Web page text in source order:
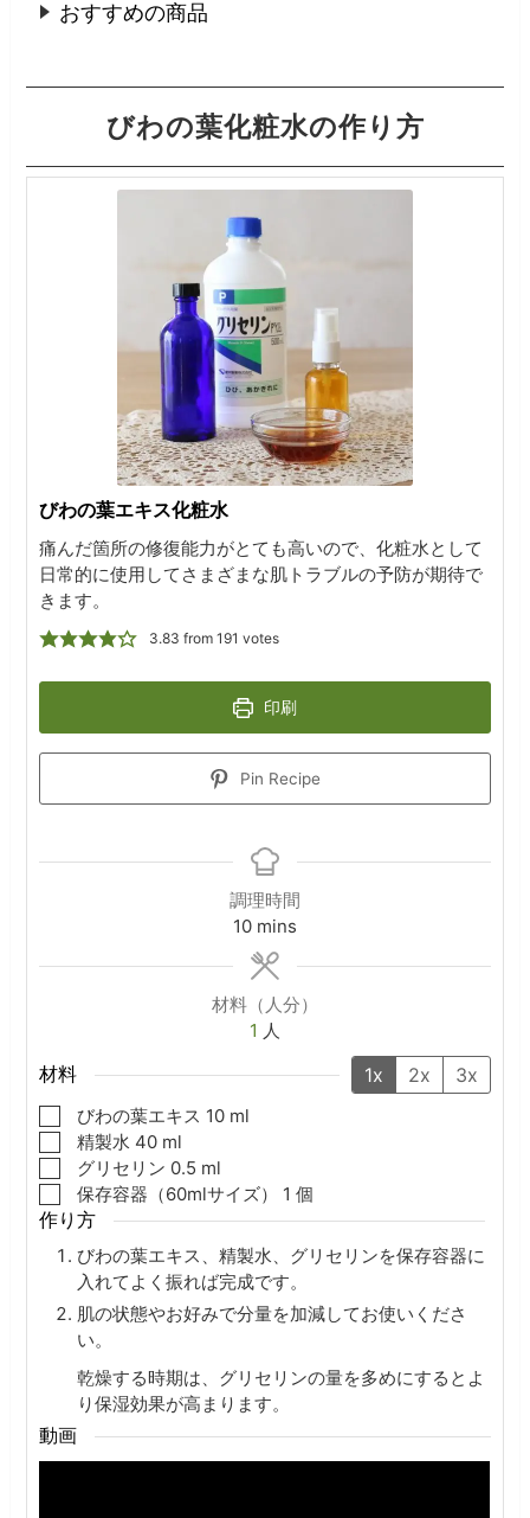
おすすめの商品
びわの葉化粧水の作り方
びわの葉エキス化粧水
痛んだ箇所の修復能力がとても高いので、化粧水として
日常的に使用してさまざまな肌トラブルの予防が期待で
きます。
3.83 from 191 votes
印刷
Pin Recipe
調理時間
10minutes
mins
材料（人分）
1 人
材料 1x 2x 3x
▢
びわの葉エキス 10 ml
▢
精製水 40 ml
▢
グリセリン 0.5 ml
▢
保存容器（60mlサイズ） 1 個
作り方
びわの葉エキス、精製水、グリセリンを保存容器に
入れてよく振れば完成です。
肌の状態やお好みで分量を加減してお使いくださ
い。
乾燥する時期は、グリセリンの量を多めにするとよ
り保湿効果が高まります。
動画